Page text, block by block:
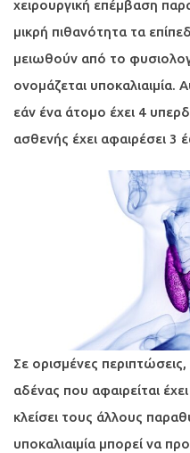
χειρουργική επέμβαση
μικρή πιθανότητα τα
μειωθούν από το
ονομάζεται
εάν ένα άτομο έχει 4
ασθενής έχει αφαιρέσει
Σε ορισμένες
αδένας που αφαιρείται
κλείσει τους άλλους
υποκαλιαιμία μπορεί να